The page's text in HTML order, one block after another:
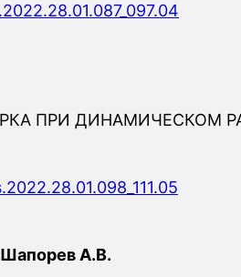
ПРИ ДИНАМИЧЕСКОМ
А.В.